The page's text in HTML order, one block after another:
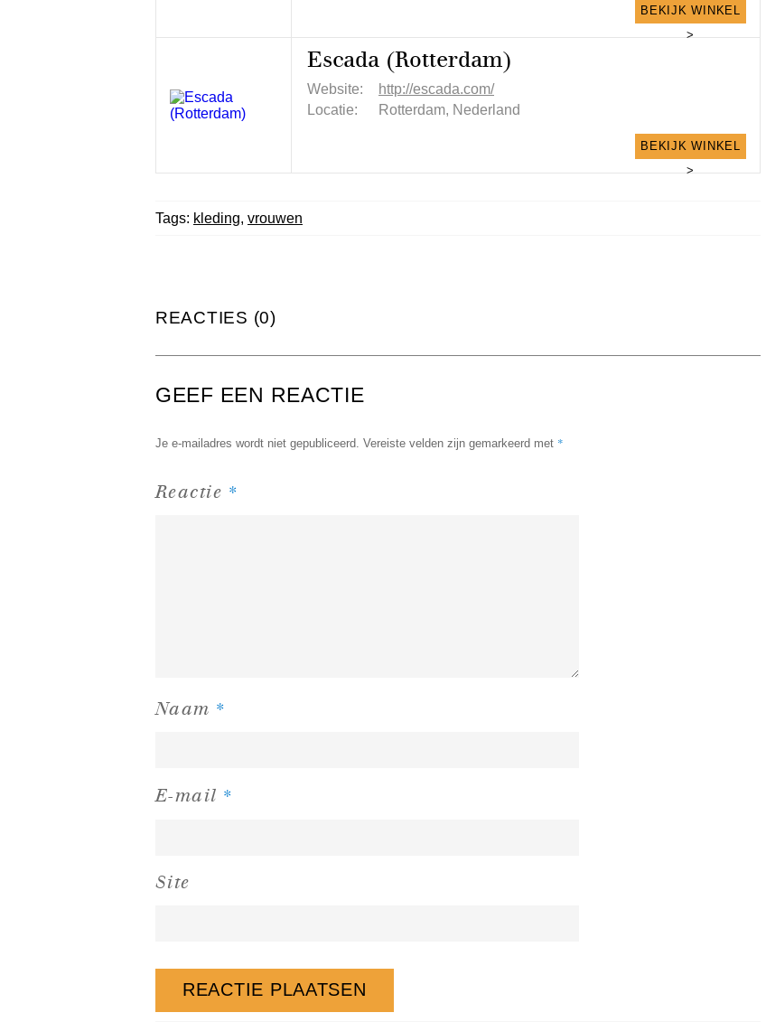
BEKIJK WINKEL
>
Escada (Rotterdam)
Website:
http://escada.com/
Locatie:
Rotterdam, Nederland
BEKIJK WINKEL
>
Tags: kleding, vrouwen
REACTIES (0)
GEEF EEN REACTIE
Je e-mailadres wordt niet gepubliceerd. Vereiste velden zijn gemarkeerd met *
Reactie *
Naam *
E-mail *
Site